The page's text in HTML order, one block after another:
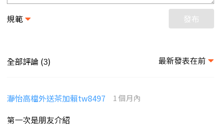
規範 發布
全部評論 (3) 最新發表在前
瀞怡高檔外送茶加賴tw8497 1 個月內
第一次是朋友介紹